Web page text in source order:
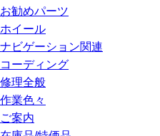
お勧めパーツ
ホイール
ナビゲーション関連
コーディング
修理全般
作業色々
ご案内